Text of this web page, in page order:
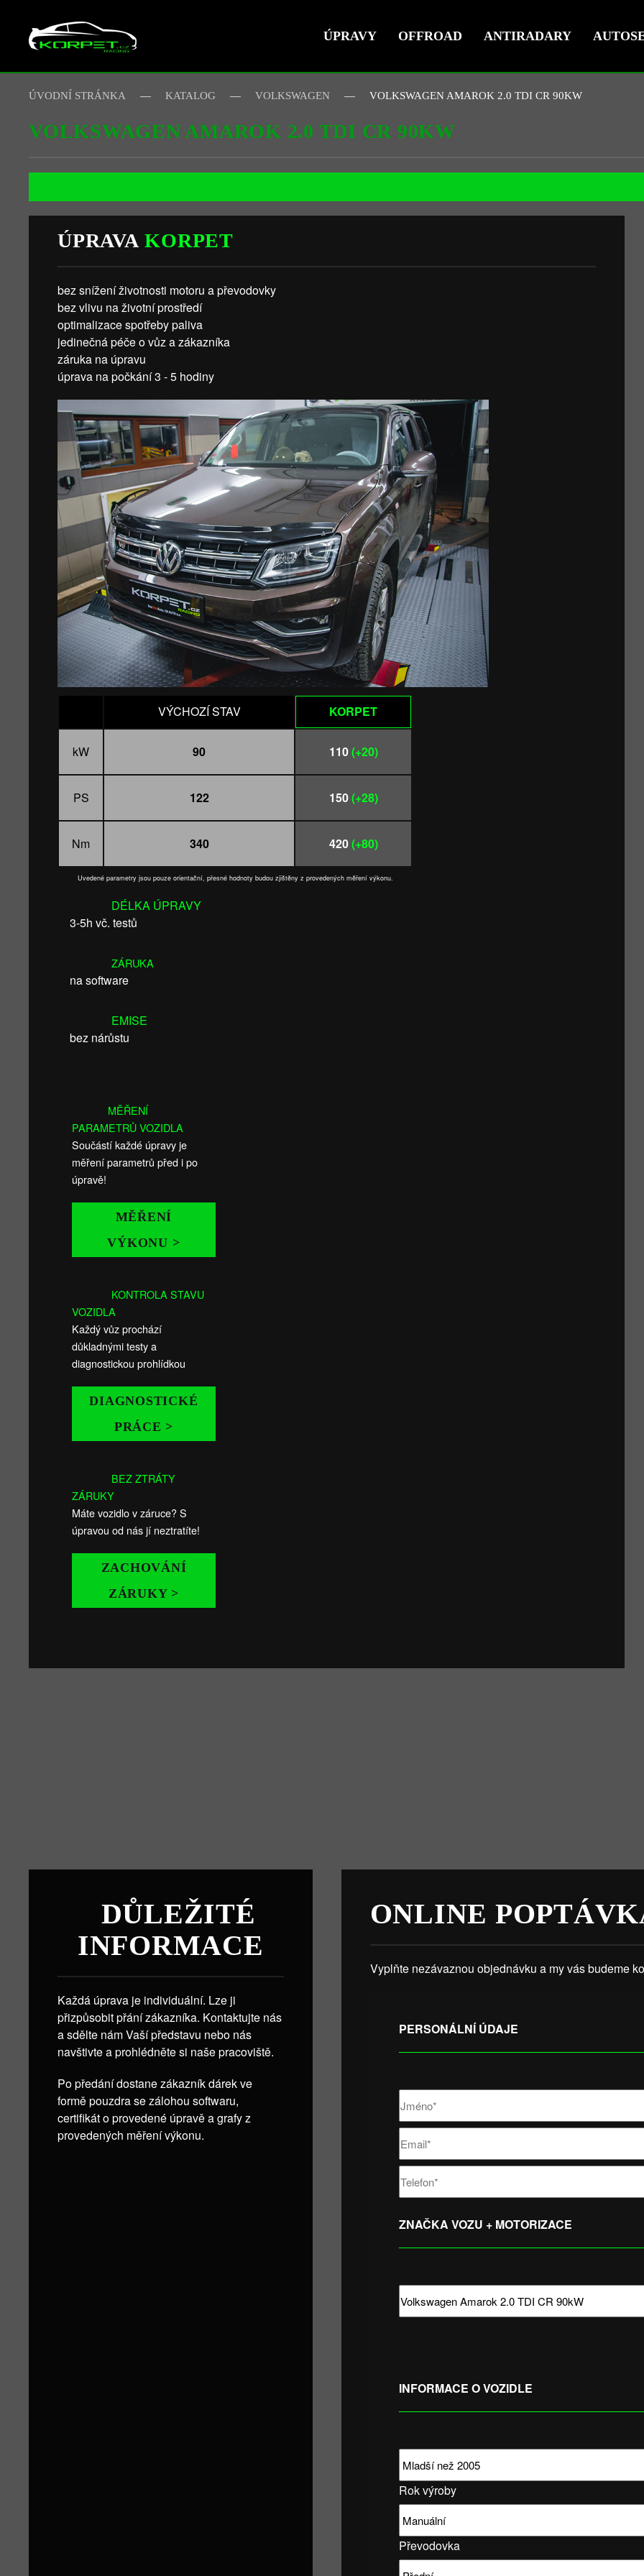
Skip to main content ÚPRAVY OFFROAD ANTIRADARY
ÚVODNÍ STRÁNKA KATALOG VOLKSWAGEN VOLKSWAGEN AMAROK 2.0 TDI CR 90KW
VOLKSWAGEN AMAROK 2.0 TDI CR 90KW
ÚPRAVAKORPET
bez snížení životnosti motoru a převodovky
bez vlivu na životní prostředí
optimalizace spotřeby paliva
jedinečná péče o vůz a zákazníka
záruka na úpravu
úprava na počkání 3 - 5 hodiny
VÝCHOZÍ STAV KORPET
kW 90 110(+20)
PS 122 150(+28)
Nm 340 420(+80)
Uvedené parametry jsou pouze orientační, přesné hodnoty budou zjištěny z provedených měření výkonu.
DÉLKA ÚPRAVY
3-5h vč. testů
ZÁRUKA
na software
EMISE
bez nárůstu
MĚŘENÍ
PARAMETRŮ VOZIDLA
Součástí každé úpravy je
měření parametrů před i po
úpravě!
MĚŘENÍ
VÝKONU >
KONTROLA STAVU
VOZIDLA
Každý vůz prochází
důkladnými testy a
diagnostickou prohlídkou
DIAGNOSTICKÉ
PRÁCE >
BEZ ZTRÁTY
ZÁRUKY
Máte vozidlo v záruce? S
úpravou od nás jí neztratíte!
ZACHOVÁNÍ
ZÁRUKY >
DŮLEŽITÉ
INFORMACE
Každá úprava je individuální. Lze ji
přizpůsobit přání zákazníka. Kontaktujte nás
a sdělte nám Vaší představu nebo nás
navštivte a prohlédněte si naše pracoviště.
Po předání dostane zákazník dárek ve
formě pouzdra se zálohou softwaru,
certifikát o provedené úpravě a grafy z
provedených měření výkonu.
ONLINE
Vyplňte nezávaznou objednávku a my vás budeme
PERSONÁLNÍ ÚDAJE
ZNAČKA VOZU + MOTORIZACE
INFORMACE O VOZIDLE
Rok výroby
Převodovka